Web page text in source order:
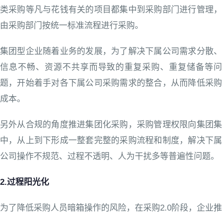
类采购等凡与花钱有关的项目都集中到采购部门进行管理，
由采购部门按统一标准流程进行采购。
集团型企业随着业务的发展，为了解决下属公司需求分散、
信息不畅、资源不共享而导致的重复采购、重复储备等问
题，开始着手对各下属公司采购需求的整合，从而降低采购
成本。
另外从合规的角度推进集团化采购，采购管理权限向集团集
中，从上到下形成一整套完整的采购流程和制度，解决下属
公司操作不规范、过程不透明、人为干扰多等普遍性问题。
2.过程阳光化
为了降低采购人员暗箱操作的风险，在采购2.0阶段，企业推